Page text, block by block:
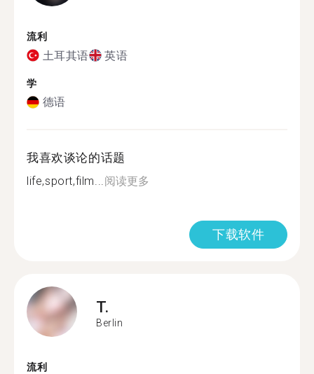
流利
土耳其语 英语
学
德语
我喜欢谈论的话题
life,sport,film...阅读更多
下载软件
T.
Berlin
流利